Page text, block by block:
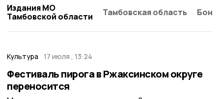
Издания МО
Тамбовской области
Тамбовская область
Культура 17 июля , 13:24
Фестиваль пирога в Ржаксинском округе
переносится